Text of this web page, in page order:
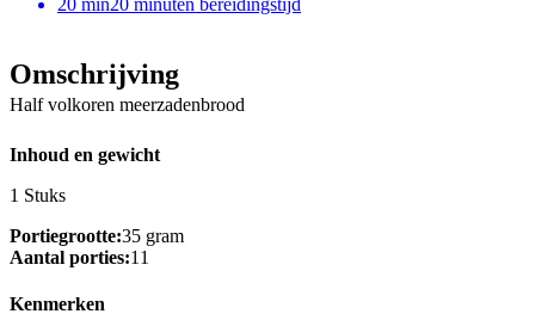
Omschrijving
Half volkoren meerzadenbrood
Inhoud en gewicht
1 Stuks
Portiegrootte:35 gram
Aantal porties:11
Kenmerken